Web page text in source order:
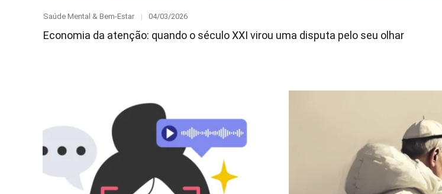
Category
Saúde Mental & Bem-Estar
Posted
04/03/2026
Economia da atenção: quando o século XXI virou uma disputa pelo seu olhar